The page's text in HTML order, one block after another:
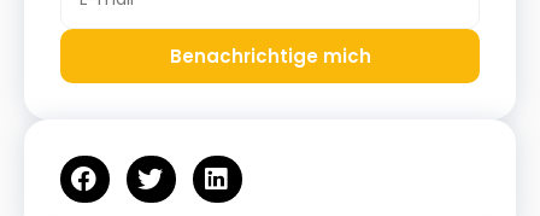
Benachrichtige mich